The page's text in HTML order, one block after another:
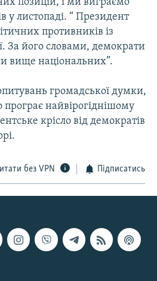
у листопаді. “ Президент
противників із
За його словами, демократи
вище національних”.
громадської думки,
найвірогіднішому
крісло від демократів
без VPN Підписатись